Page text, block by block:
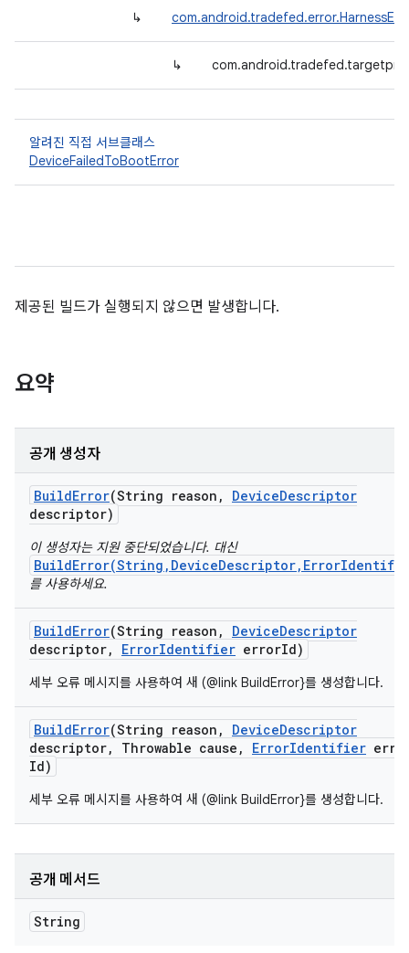
↳
↳
알려진 직접 서브클래스
DeviceFailedToBootError
제공된 빌드가 실행되지 않으면 발생합니다.
요약
공개 생성자
BuildError(String reason , DeviceDescriptor
descriptor)
이 생성자는 지원 중단되었습니다. 대신
를 사용하세요.
BuildError(String reason , DeviceDescriptor
descriptor, ErrorIdentifier errorId)
세부 오류 메시지를 사용하여 새 (@link BuildError}를 생성합니다.
BuildError(String reason , DeviceDescriptor
descriptor, Throwable cause , ErrorIdentifier
Id)
세부 오류 메시지를 사용하여 새 (@link BuildError}를 생성합니다.
공개 메서드
String